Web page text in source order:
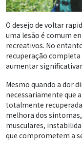
O desejo de voltar
uma lesão é comum
recreativos. No
recuperação
aumentar
Mesmo quando a dor
necessariamente que
totalmente
melhora dos
musculares,
que comprometem a